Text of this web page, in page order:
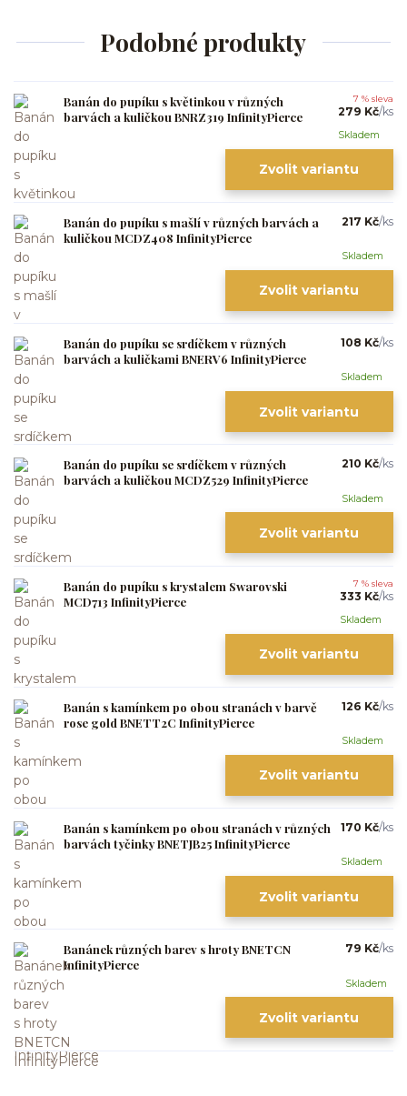
Podobné produkty
Banán do pupíku s květinkou v různých
barvách a kuličkou BNRZ319 InfinityPierce
7 % sleva
279 Kč/ks
Skladem
Zvolit variantu
Banán do pupíku s mašlí v různých barvách a
kuličkou MCDZ408 InfinityPierce
217 Kč/ks
Skladem
Zvolit variantu
Banán do pupíku se srdíčkem v různých
barvách a kuličkami BNERV6 InfinityPierce
108 Kč/ks
Skladem
Zvolit variantu
Banán do pupíku se srdíčkem v různých
barvách a kuličkou MCDZ529 InfinityPierce
210 Kč/ks
Skladem
Zvolit variantu
Banán do pupíku s krystalem Swarovski
MCD713 InfinityPierce
7 % sleva
333 Kč/ks
Skladem
Zvolit variantu
Banán s kamínkem po obou stranách v barvě
rose gold BNETT2C InfinityPierce
126 Kč/ks
Skladem
Zvolit variantu
Banán s kamínkem po obou stranách v různých
barvách tyčinky BNETJB25 InfinityPierce
170 Kč/ks
Skladem
Zvolit variantu
Banánek různých barev s hroty BNETCN
InfinityPierce
79 Kč/ks
Skladem
Zvolit variantu